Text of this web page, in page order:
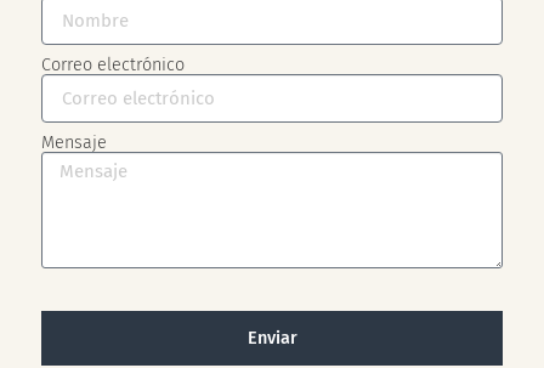
Correo electrónico
Mensaje
Enviar